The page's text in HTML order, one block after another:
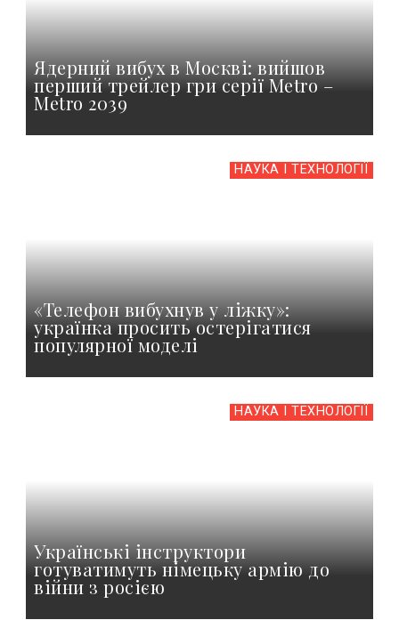
Ядерний вибух в Москві: вийшов
перший трейлер гри серії Metro –
Metro 2039
НАУКА І ТЕХНОЛОГІЇ
«Телефон вибухнув у ліжку»:
українка просить остерігатися
популярної моделі
НАУКА І ТЕХНОЛОГІЇ
Українські інструктори
готуватимуть німецьку армію до
війни з росією